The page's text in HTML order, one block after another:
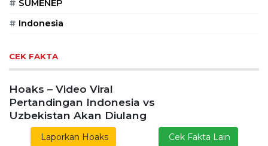
# SUMENEP
# Indonesia
CEK FAKTA
Hoaks – Video Viral
Pertandingan Indonesia vs
Uzbekistan Akan Diulang
Laporkan Hoaks Cek Fakta Lain